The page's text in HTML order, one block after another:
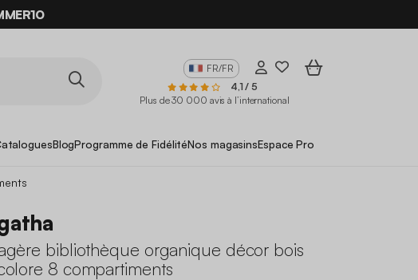
FR/FR
4,1 / 5
Plus de 30 000 avis à l’international
BlogProgramme de FidélitéNos magasinsEspace Pro
bibliothèque organique décor bois
8 compartiments